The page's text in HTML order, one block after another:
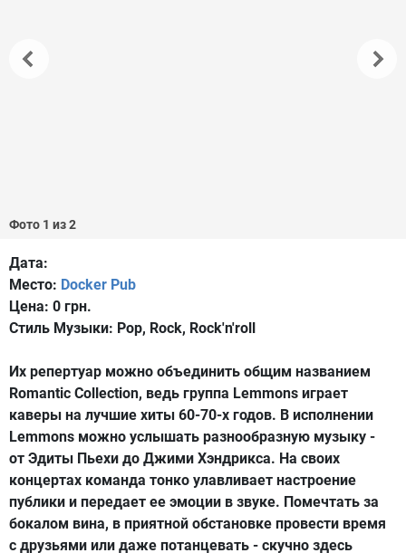
Фото 1 из 2
Дата:
Место: Docker Pub
Цена: 0 грн.
Стиль Музыки: Pop, Rock, Rock'n'roll
Их репертуар можно объединить общим названием
Romantic Collection, ведь группа Lemmons играет
каверы на лучшие хиты 60-70-х годов. В исполнении
Lemmons можно услышать разнообразную музыку -
от Эдиты Пьехи до Джими Хэндрикса. На своих
концертах команда тонко улавливает настроение
публики и передает ее эмоции в звуке. Помечтать за
бокалом вина, в приятной обстановке провести время
с друзьями или даже потанцевать - скучно здесь